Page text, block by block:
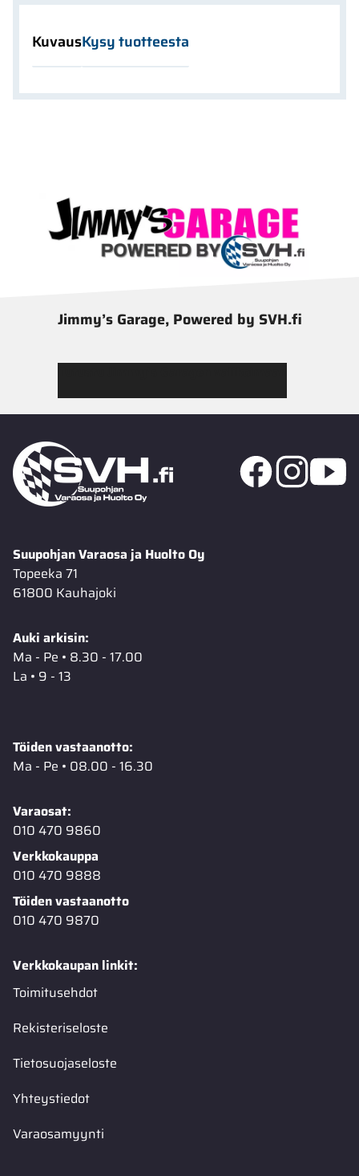
KuvausKysy tuotteesta
Jimmy’s Garage, Powered by SVH.fi
Suupohjan Varaosa ja Huolto Oy
Topeeka 71
61800 Kauhajoki
Auki arkisin:
Ma - Pe • 8.30 - 17.00
La • 9 - 13
Töiden vastaanotto:
Ma - Pe • 08.00 - 16.30
Varaosat:
010 470 9860
Verkkokauppa
010 470 9888
Töiden vastaanotto
010 470 9870
Verkkokaupan linkit:
Toimitusehdot
Rekisteriseloste
Tietosuojaseloste
Yhteystiedot
Varaosamyynti